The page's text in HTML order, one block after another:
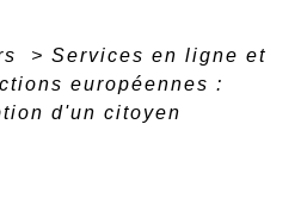
> Services en ligne et
européennes :
d'un citoyen